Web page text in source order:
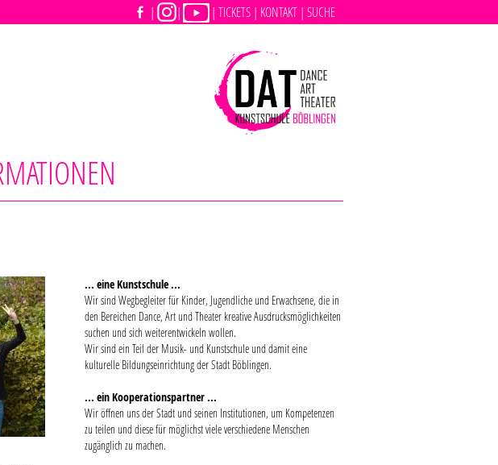
| | | TICKETS | KONTAKT | SUCHE
... eine Kunstschule ...
Wir sind Wegbegleiter für Kinder, Jugendliche und Erwachsene, die in
den Bereichen Dance, Art und Theater kreative Ausdrucksmöglichkeiten
suchen und sich weiterentwickeln wollen.
Wir sind ein Teil der Musik- und Kunstschule und damit eine
kulturelle Bildungseinrichtung der Stadt Böblingen.
... ein Kooperationspartner ...
Wir öffnen uns der Stadt und seinen Institutionen, um Kompetenzen
zu teilen und diese für möglichst viele verschiedene Menschen
zugänglich zu machen.